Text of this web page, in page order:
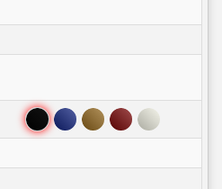
Đen Xanh Nâu Đỏ Trắng